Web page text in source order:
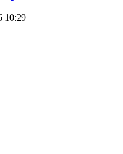
10:29